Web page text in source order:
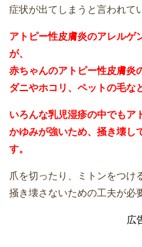
症状が出てしまうと言われて
アトピー性皮膚炎のアレルゲ
が、
赤ちゃんのアトピー性皮膚炎
ダニやホコリ、ペットの毛な
いろんな乳児湿疹の中でもア
かゆみが強いため、掻き壊し
す。
爪を切ったり、ミトンをつけ
掻き壊さないための工夫が必
広